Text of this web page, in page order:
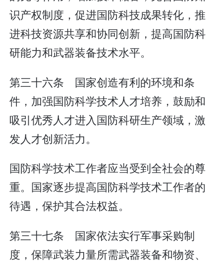
识产权制度，促进国防科技成果转化，推
进科技资源共享和协同创新，提高国防科
研能力和武器装备技术水平。
第三十六条 国家创造有利的环境和条
件，加强国防科学技术人才培养，鼓励和
吸引优秀人才进入国防科研生产领域，激
发人才创新活力。
国防科学技术工作者应当受到全社会的尊
重。国家逐步提高国防科学技术工作者的
待遇，保护其合法权益。
第三十七条 国家依法实行军事采购制
度，保障武装力量所需武器装备和物资、